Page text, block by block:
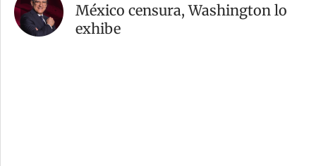
México censura, Washington lo
exhibe